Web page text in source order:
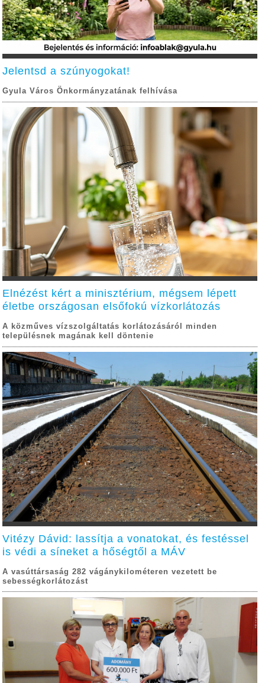
Jelentsd a szúnyogokat!
Gyula Város Önkormányzatának felhívása
Elnézést kért a minisztérium, mégsem lépett
életbe országosan elsőfokú vízkorlátozás
A közműves vízszolgáltatás korlátozásáról minden
településnek magának kell döntenie
Vitézy Dávid: lassítja a vonatokat, és festéssel
is védi a síneket a hőségtől a MÁV
A vasúttársaság 282 vágánykilométeren vezetett be
sebességkorlátozást